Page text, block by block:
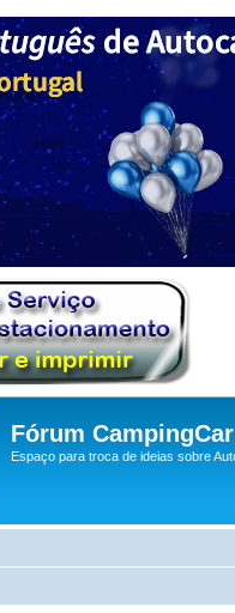
Fórum
Espaço para troca de ideias sobre